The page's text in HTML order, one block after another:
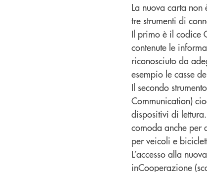
La nuova carta
tre strumenti di
Il primo è il codice
contenute le
riconosciuto da
esempio le casse
Il secondo
Communication)
dispositivi di
comoda anche per
per veicoli e
L’accesso alla
inCooperazione